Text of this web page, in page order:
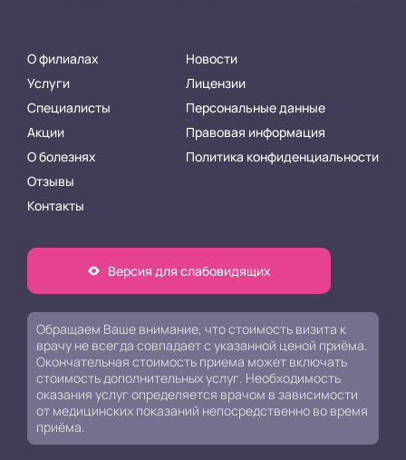
О филиалах
Услуги
Специалисты
Акции
О болезнях
Отзывы
Контакты
Новости
Лицензии
Персональные данные
Правовая информация
Политика конфиденциальности
Версия для слабовидящих
Обращаем Ваше внимание, что стоимость визита к
врачу не всегда совпадает с указанной ценой приёма.
Окончательная стоимость приема может включать
стоимость дополнительных услуг. Необходимость
оказания услуг определяется врачом в зависимости
от медицинских показаний непосредственно во время
приёма.